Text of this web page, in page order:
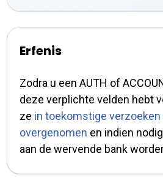
Erfenis
Zodra u een AUTH of
deze verplichte velden hebt
ze in toekomstige verzoeken
overgenomen en indien
aan de wervende bank